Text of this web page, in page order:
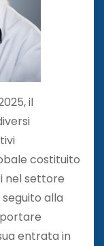
il
costituito
nel settore
alla
entrata in